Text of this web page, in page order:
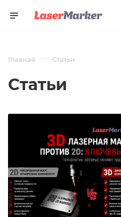
Статьи
Главная — Статьи